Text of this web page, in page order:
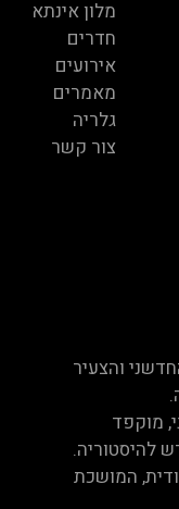
מלון אינתא
חדרים
אירועים
מאמרים
גלריה
צור קשר
והצעיר
מוקפד
להיסטוריה.
המושכת